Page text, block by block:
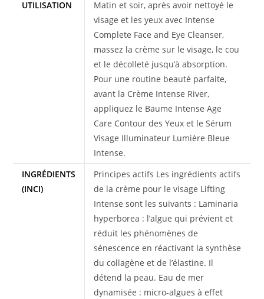
UTILISATION
Matin et soir, après avoir nettoyé le
visage et les yeux avec Intense
Complete Face and Eye Cleanser,
massez la crème sur le visage, le cou
et le décolleté jusqu’à absorption.
Pour une routine beauté parfaite,
avant la Crème Intense River,
appliquez le Baume Intense Age
Care Contour des Yeux et le Sérum
Visage Illuminateur Lumière Bleue
Intense.
INGRÉDIENTS
(INCI)
Principes actifs Les ingrédients actifs
de la crème pour le visage Lifting
Intense sont les suivants : Laminaria
hyperborea : l’algue qui prévient et
réduit les phénomènes de
sénescence en réactivant la synthèse
du collagène et de l’élastine. Il
détend la peau. Eau de mer
dynamisée : micro-algues à effet